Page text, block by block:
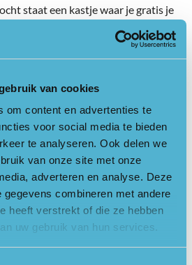
van cookies
om content en advertenties te
voor social media te bieden
te analyseren. Ook delen we
van onze site met onze
adverteren en analyse. Deze
gegevens combineren met andere
heeft verstrekt of die ze hebben
uw gebruik van hun services.
staat een kastje waar je gratis je
Hoge Vuurseweg, afslaan
parkeerplaats links.
de site van Staatsbosbeheer
in Google Maps